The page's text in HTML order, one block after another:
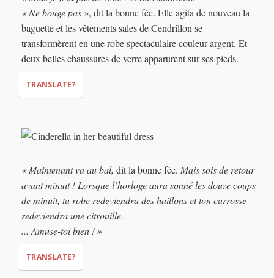
« Ne bouge pas », dit la bonne fée. Elle agita de nouveau la
baguette et les vêtements sales de Cendrillon se
transformèrent en une robe spectaculaire couleur argent. Et
deux belles chaussures de verre apparurent sur ses pieds.
TRANSLATE?
"Don’t move,"
« Maintenant va au bal, dit la bonne fée. Mais sois de retour
avant minuit ! Lorsque l’horloge aura sonné les douze coups
de minuit, ta robe redeviendra des haillons et ton carrosse
redeviendra une citrouille.
... Amuse-toi bien ! »
TRANSLATE?